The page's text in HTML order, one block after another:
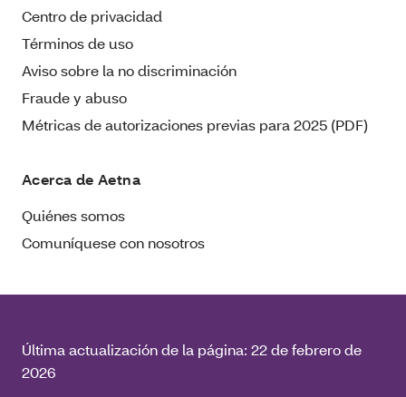
Centro de privacidad
Términos de uso
Aviso sobre la no discriminación
Fraude y abuso
Métricas de autorizaciones previas para 2025 (PDF)
Acerca de Aetna
Quiénes somos
Comuníquese con nosotros
Última actualización de la página: 22 de febrero de
2026